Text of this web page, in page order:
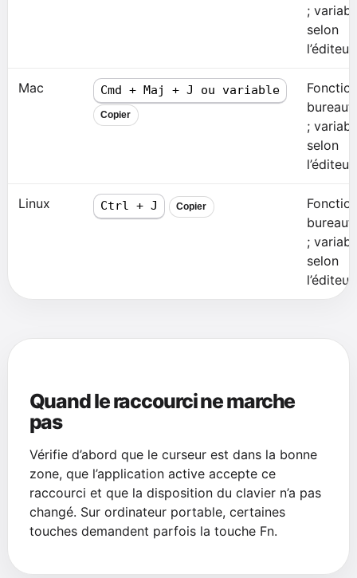
;
selon
l’éditeur.
Mac Cmd + Maj + J ou variable
Copier
;
selon
l’éditeur.
Linux Ctrl + J Copier
;
selon
l’éditeur.
Quand le raccourci ne marche
pas
Vérifie d’abord que le curseur est dans la bonne
zone, que l’application active accepte ce
raccourci et que la disposition du clavier n’a pas
changé. Sur ordinateur portable, certaines
touches demandent parfois la touche Fn.